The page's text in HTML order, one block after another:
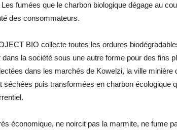
fumées que le charbon biologique dégage au
des consommateurs.
BIO collecte toutes les ordures
dans la société sous une autre forme pour des fins
dans les marchés de Kowelzi, la ville minière
séchées puis transformées en charbon écologique
économique, ne noircit pas la marmite, ne fume